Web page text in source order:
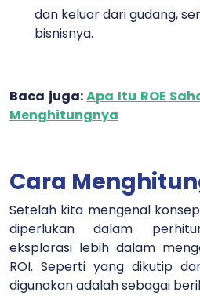
dan keluar dari gudang,
bisnisnya.
Baca juga:Apa Itu ROE
Menghitungnya
Cara
Setelah kita mengenal
diperlukan dalam
eksplorasi lebih dalam
ROI. Seperti yang dikutip
digunakan adalah sebagai